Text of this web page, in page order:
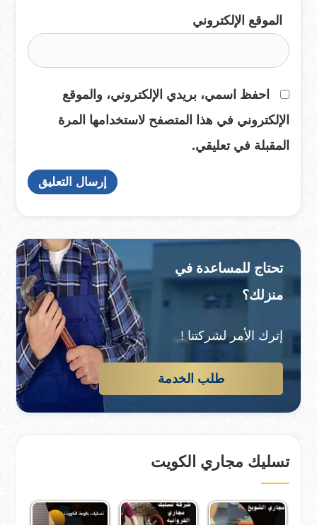
الموقع الإلكتروني
احفظ اسمي، بريدي الإلكتروني، والموقع
الإلكتروني في هذا المتصفح لاستخدامها المرة
المقبلة في تعليقي.
تحتاج للمساعدة في
منزلك؟
إترك الأمر لشركتنا !
طلب الخدمة
تسليك مجاري الكويت